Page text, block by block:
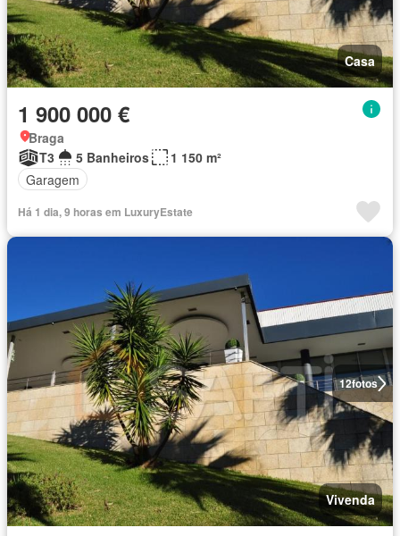
Casa
1 900 000 €
Braga
T3
5 Banheiros
1 150 m²
Garagem
Há 1 dia, 9 horas em LuxuryEstate
12fotos
Vivenda